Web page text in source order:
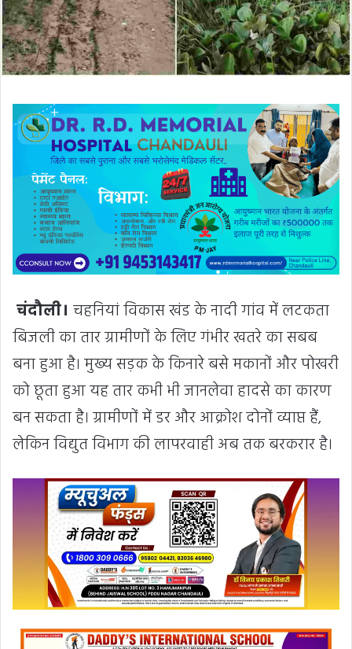
चंदौली। चहनियां विकास खंड के नादी गांव में लटकता
बिजली का तार ग्रामीणों के लिए गंभीर खतरे का सबब
बना हुआ है। मुख्य सड़क के किनारे बसे मकानों और पोखरी
को छूता हुआ यह तार कभी भी जानलेवा हादसे का कारण
बन सकता है। ग्रामीणों में डर और आक्रोश दोनों व्याप्त हैं,
लेकिन विद्युत विभाग की लापरवाही अब तक बरकरार है।